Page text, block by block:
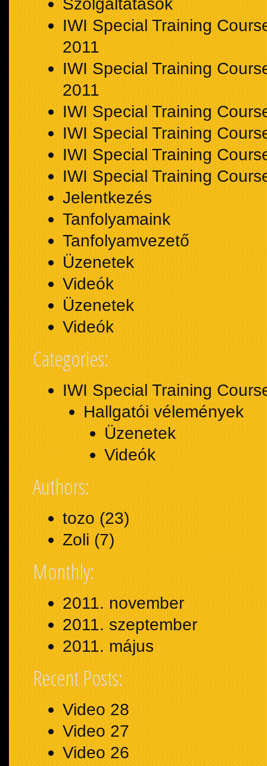
IWI Special Training
2011
IWI Special Training
2011
IWI Special Training
IWI Special Training
IWI Special Training
IWI Special Training
Jelentkezés
Tanfolyamaink
Tanfolyamvezető
Üzenetek
Videók
Üzenetek
Videók
Categories:
IWI Special Training
Hallgatói vélemények
Üzenetek
Videók
Authors:
tozo(23)
Zoli(7)
Monthly:
2011. november
2011. szeptember
2011. május
Recent Posts:
Video 28
Video 27
Video 26